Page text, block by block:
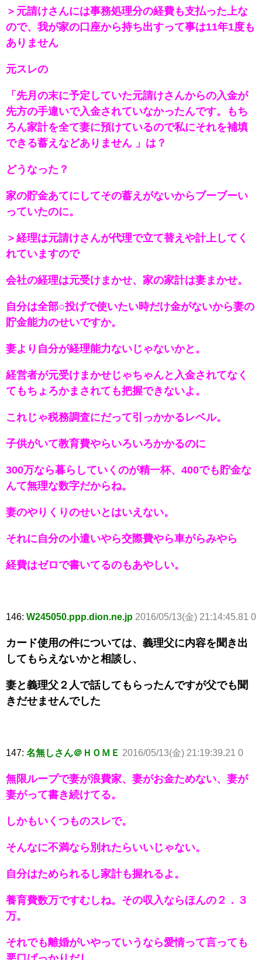
＞元請けさんには事務処理分の経費も支払った上な
ので、我が家の口座から持ち出すって事は11年1度も
ありません
元スレの
「先月の末に予定していた元請けさんからの入金が
先方の手違いで入金されていなかったんです。もち
ろん家計を全て妻に預けているので私にそれを補填
できる蓄えなどありません 」は？
どうなった？
家の貯金あてにしてその蓄えがないからブーブーい
っていたのに。
＞経理は元請けさんが代理で立て替えや計上してく
れていますので
会社の経理は元受けまかせ、家の家計は妻まかせ。
自分は全部○投げで使いたい時だけ金がないから妻の
貯金能力のせいですか。
妻より自分が経理能力ないじゃないかと。
経営者が元受けまかせじゃちゃんと入金されてなく
てもちょろかまされても把握できないよ。
これじゃ税務調査にだって引っかかるレベル。
子供がいて教育費やらいろいろかかるのに
300万なら暮らしていくのが精一杯、400でも貯金な
んて無理な数字だからね。
妻のやりくりのせいとはいえない。
それに自分の小遣いやら交際費やら車がらみやら
経費はゼロで書いてるのもあやしい。
146: W245050.ppp.dion.ne.jp 2016/05/13(金) 21:14:45.81 0
カード使用の件については、義理父に内容を聞き出
してもらえないかと相談し、
妻と義理父２人で話してもらったんですが父でも聞
きだせませんでした
147: 名無しさん＠ＨＯＭＥ 2016/05/13(金) 21:19:39.21 0
無限ループで妻が浪費家、妻がお金ためない、妻が
妻がって書き続けてる。
しかもいくつものスレで。
そんなに不満なら別れたらいいじゃない。
自分はためられるし家計も握れるよ。
養育費数万ですむしね。その収入ならほんの２．３
万。
それでも離婚がいやっていうなら愛情って言っても